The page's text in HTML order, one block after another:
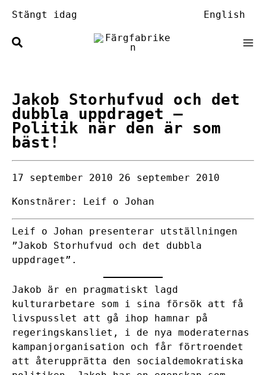
till
innehåll
Stängt idag English
Jakob Storhufvud och det
dubbla uppdraget –
Politik när den är som
bäst!
17 september 2010 26 september 2010
Konstnärer: Leif o Johan
Leif o Johan presenterar utställningen
”Jakob Storhufvud och det dubbla
uppdraget”.
Jakob är en pragmatiskt lagd
kulturarbetare som i sina försök att få
livspusslet att gå ihop hamnar på
regeringskansliet, i de nya moderaternas
kampanjorganisation och får förtroendet
att återupprätta den socialdemokratiska